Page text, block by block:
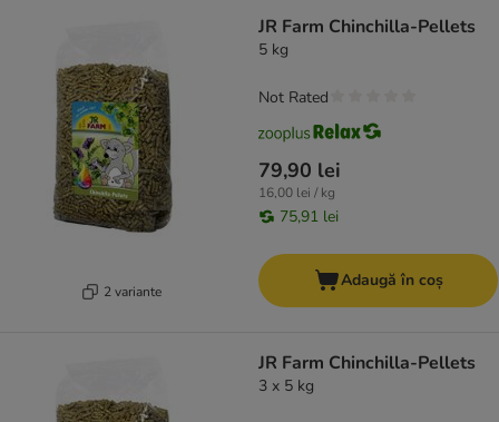
2 variante
JR Farm Chinchilla-Pellets
5 kg
79,90 lei
16,00 lei / kg
75,91 lei
Not Rated
Adaugă în coș
JR Farm Chinchilla-Pellets
3 x 5 kg